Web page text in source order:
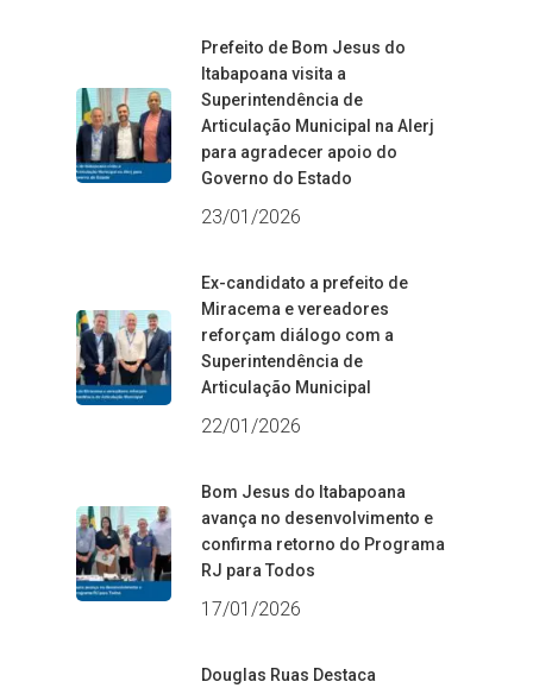
Prefeito de Bom Jesus do
Itabapoana visita a
Superintendência de
Articulação Municipal na Alerj
para agradecer apoio do
Governo do Estado
23/01/2026
Ex-candidato a prefeito de
Miracema e vereadores
reforçam diálogo com a
Superintendência de
Articulação Municipal
22/01/2026
Bom Jesus do Itabapoana
avança no desenvolvimento e
confirma retorno do Programa
RJ para Todos
17/01/2026
Douglas Ruas Destaca